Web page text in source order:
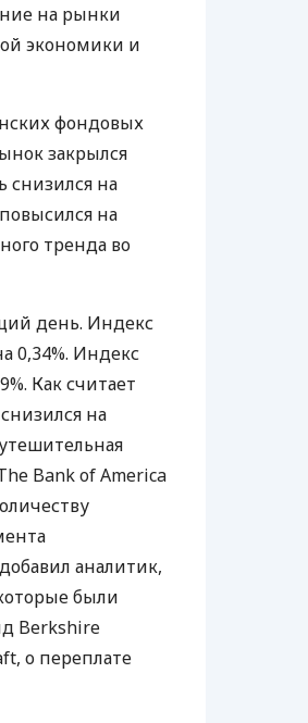
на рынки
экономики и
фондовых
закрылся
снизился на
на
тренда во
день. Индекс
0,34%. Индекс
Как считает
на
Bank of America
аналитик,
были
Berkshire
о переплате